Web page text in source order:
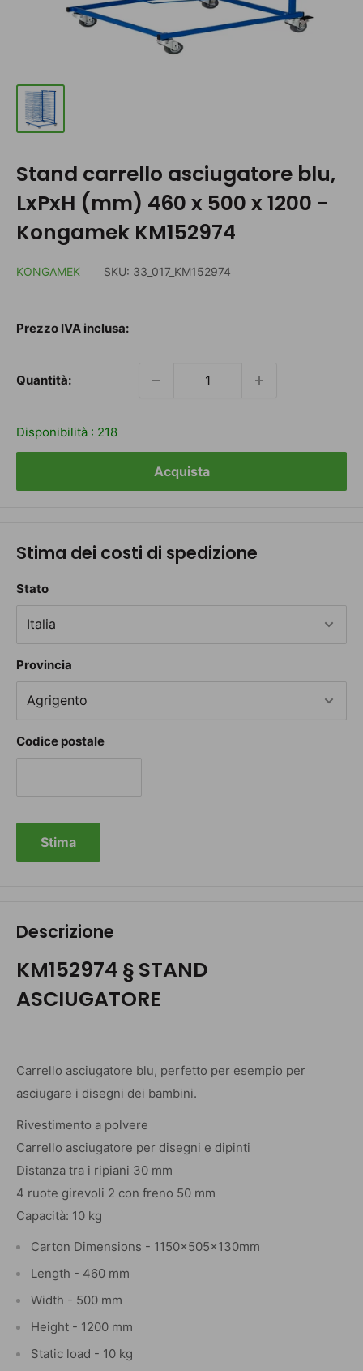
Stand carrello asciugatore blu,
LxPxH (mm) 460 x 500 x 1200 -
Kongamek KM152974
KONGAMEK SKU: 33_017_KM152974
Prezzo IVA inclusa:
Quantità:
Disponibilità : 218
Acquista
Stima dei costi di spedizione
Stato
Provincia
Codice postale
Stima
Descrizione
KM152974 § STAND
ASCIUGATORE
Carrello asciugatore blu, perfetto per esempio per
asciugare i disegni dei bambini.
Rivestimento a polvere
Carrello asciugatore per disegni e dipinti
Distanza tra i ripiani 30 mm
4 ruote girevoli 2 con freno 50 mm
Capacità: 10 kg
Carton Dimensions - 1150x505x130mm
Length - 460 mm
Width - 500 mm
Height - 1200 mm
Static load - 10 kg